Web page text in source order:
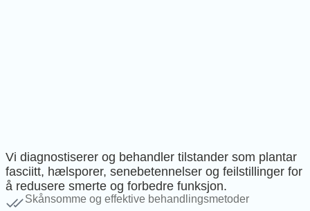
Vi diagnostiserer og behandler tilstander som plantar
fasciitt, hælsporer, senebetennelser og feilstillinger for
å redusere smerte og forbedre funksjon.
Skånsomme og effektive behandlingsmetoder